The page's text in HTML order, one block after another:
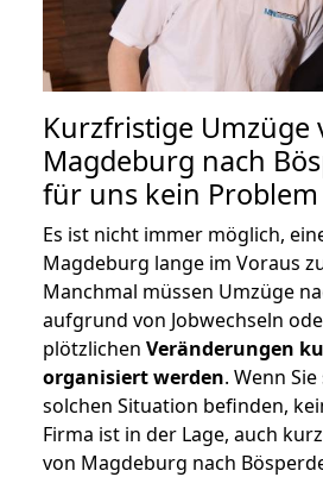
Kurzfristige Umzüge
Magdeburg nach
für uns kein
Es ist nicht immer möglich,
Magdeburg lange im Voraus
Manchmal müssen Umzüge
aufgrund von Jobwechseln
plötzlichen Veränderungen
organisiert werden. Wenn
solchen Situation befinden,
Firma ist in der Lage, auch
von Magdeburg nach